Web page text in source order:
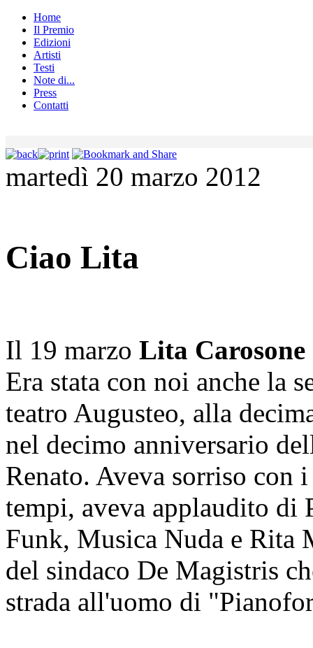
Home
Il Premio
Edizioni
Artisti
Testi
Note di...
Press
Contatti
martedì 20 marzo 2012
Ciao Lita
Il 19 marzo Lita Carosone
Era stata con noi anche la
teatro Augusteo, alla
nel decimo anniversario
Renato. Aveva sorriso
tempi, aveva applaudito di
Funk, Musica Nuda e Rita
del sindaco De Magistris
strada all'uomo di